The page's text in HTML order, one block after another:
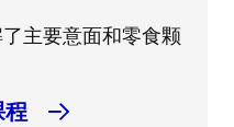
主要意面和零食颗
程